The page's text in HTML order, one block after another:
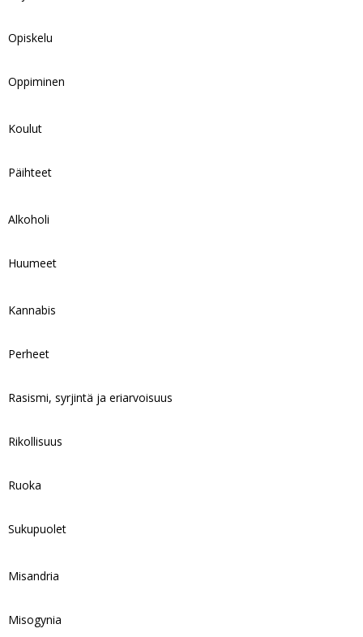
Opiskelu
Oppiminen
Koulut
Päihteet
Alkoholi
Huumeet
Kannabis
Perheet
Rasismi, syrjintä ja eriarvoisuus
Rikollisuus
Ruoka
Sukupuolet
Misandria
Misogynia